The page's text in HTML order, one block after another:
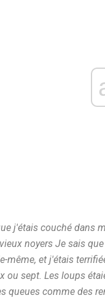
j'étais couché dans
noyers Je sais
même, et j'étais
ou sept. Les loups
queues comme des